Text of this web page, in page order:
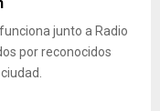
junto a Radio
por reconocidos